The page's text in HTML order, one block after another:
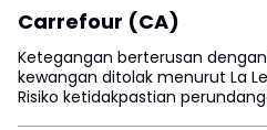
Carrefour (CA)
Ketegangan berterusan
kewangan ditolak menurut La
Risiko ketidakpastian